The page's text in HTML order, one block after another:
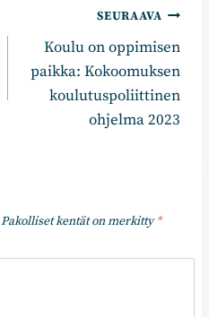
SEURAAVA
Koulu on oppimisen
paikka: Kokoomuksen
koulutuspoliittinen
ohjelma 2023
Pakolliset kentät on merkitty*